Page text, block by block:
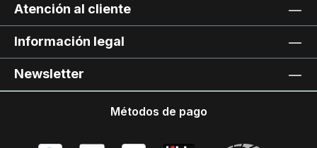
Atención al cliente
Información legal
Newsletter
Métodos de pago